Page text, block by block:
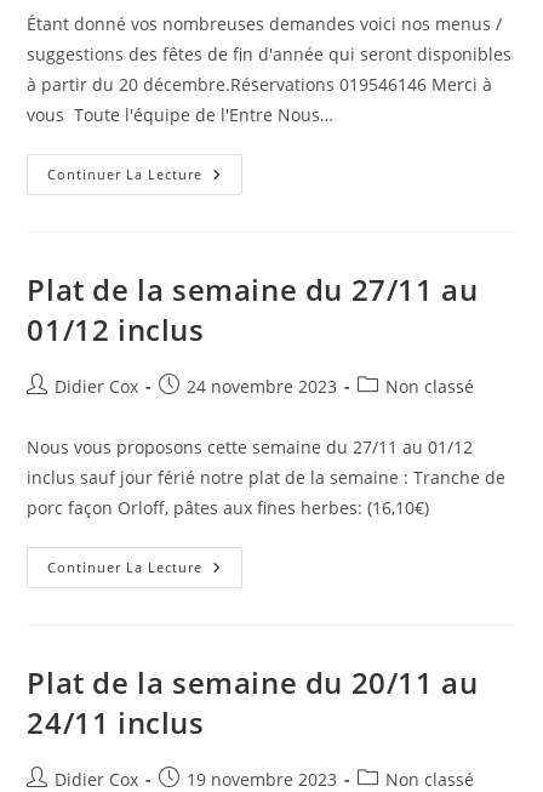
Étant donné vos nombreuses demandes voici nos menus /
suggestions des fêtes de fin d'année qui seront disponibles
à partir du 20 décembre.Réservations 019546146 Merci à
vous Toute l'équipe de l'Entre Nous…
Continuer La Lecture
Plat de la semaine du 27/11 au
01/12 inclus
Didier Cox 24 novembre 2023 Non classé
Nous vous proposons cette semaine du 27/11 au 01/12
inclus sauf jour férié notre plat de la semaine : Tranche de
porc façon Orloff, pâtes aux fines herbes: (16,10€)
Continuer La Lecture
Plat de la semaine du 20/11 au
24/11 inclus
Didier Cox 19 novembre 2023 Non classé